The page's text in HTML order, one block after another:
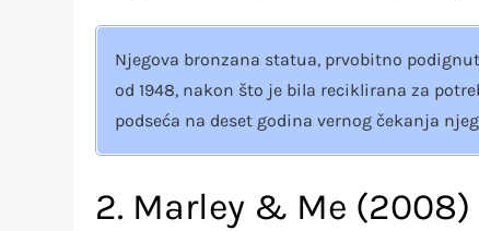
Njegova bronzana statua, prvobitno
od 1948, nakon što je bila reciklirana za
podseća na deset godina vernog čekanja
2. Marley & Me (2008)